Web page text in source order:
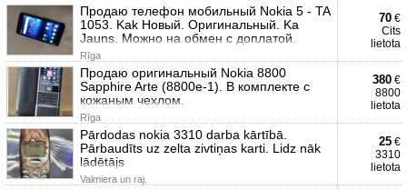
Продаю телефон мобильный Nokia 5 - TA
1053. Kak Новый. Оригинальный. Ka
Jauns. Можно на обмен с доплатой.
Rīga
70 €
Cits
lietota
Продаю оригинальный Nokia 8800
Sapphire Arte (8800e-1). В комплекте с
кожаным чехлом.
Rīga
380 €
8800
lietota
Pārdodas nokia 3310 darba kārtībā.
Pārbaudīts uz zelta zivtiņas karti. Lidz nāk
lādētājs
Valmiera un raj.
25 €
3310
lietota